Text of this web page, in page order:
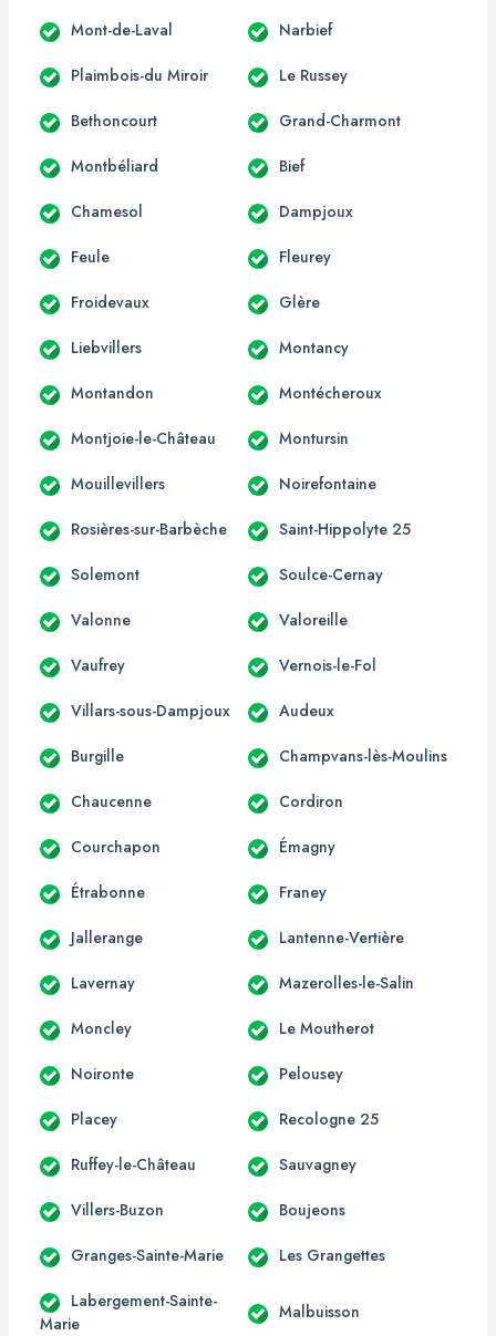
Mont-de-Laval Narbief
Plaimbois-du Miroir Le Russey
Bethoncourt Grand-Charmont
Montbéliard Bief
Chamesol Dampjoux
Feule Fleurey
Froidevaux Glère
Liebvillers Montancy
Montandon Montécheroux
Montjoie-le-Château Montursin
Mouillevillers Noirefontaine
Rosières-sur-Barbèche Saint-Hippolyte 25
Solemont Soulce-Cernay
Valonne Valoreille
Vaufrey Vernois-le-Fol
Villars-sous-Dampjoux Audeux
Burgille Champvans-lès-Moulins
Chaucenne Cordiron
Courchapon Émagny
Étrabonne Franey
Jallerange Lantenne-Vertière
Lavernay Mazerolles-le-Salin
Moncley Le Moutherot
Noironte Pelousey
Placey Recologne 25
Ruffey-le-Château Sauvagney
Villers-Buzon Boujeons
Granges-Sainte-Marie Les Grangettes
Labergement-Sainte-
Marie
Malbuisson